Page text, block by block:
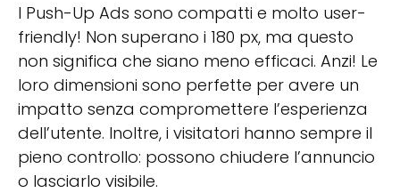
I Push-Up Ads sono compatti e molto user-
friendly! Non superano i 180 px, ma questo
non significa che siano meno efficaci. Anzi! Le
loro dimensioni sono perfette per avere un
impatto senza compromettere l’esperienza
dell’utente. Inoltre, i visitatori hanno sempre il
pieno controllo: possono chiudere l’annuncio
o lasciarlo visibile.